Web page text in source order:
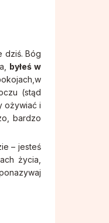
dziś. Bóg
byłeś w
(stąd
ożywiać i
bardzo
– jesteś
życia,